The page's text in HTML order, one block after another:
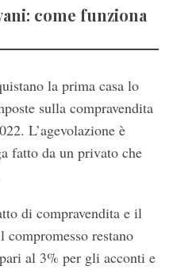
come funziona
la prima casa lo
sulla compravendita
L’agevolazione è
fatto da un privato che
di compravendita e il
restano
al 3% per gli acconti e